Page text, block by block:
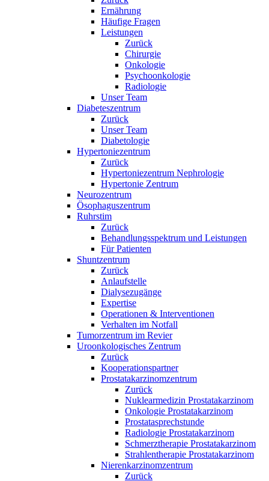
Ernährung
Häufige Fragen
Leistungen
Zurück
Chirurgie
Onkologie
Psychoonkologie
Radiologie
Unser Team
Diabeteszentrum
Zurück
Unser Team
Diabetologie
Hypertoniezentrum
Zurück
Hypertoniezentrum Nephrologie
Hypertonie Zentrum
Neurozentrum
Ösophaguszentrum
Ruhrstim
Zurück
Behandlungsspektrum und Leistungen
Für Patienten
Shuntzentrum
Zurück
Anlaufstelle
Dialysezugänge
Expertise
Operationen & Interventionen
Verhalten im Notfall
Tumorzentrum im Revier
Uroonkologisches Zentrum
Zurück
Kooperationspartner
Prostatakarzinomzentrum
Zurück
Nuklearmedizin Prostatakarzinom
Onkologie Prostatakarzinom
Prostatasprechstunde
Radiologie Prostatakarzinom
Schmerztherapie Prostatakarzinom
Strahlentherapie Prostatakarzinom
Nierenkarzinomzentrum
Zurück